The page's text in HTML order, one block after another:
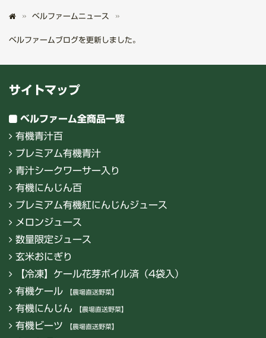
ベルファームニュース
ベルファームブログを更新しました。
サイトマップ
ベルファーム全商品一覧
有機青汁百
プレミアム有機青汁
青汁シークワーサー入り
有機にんじん百
プレミアム有機紅にんじんジュース
メロンジュース
数量限定ジュース
玄米おにぎり
【冷凍】ケール花芽ボイル済（4袋入）
有機ケール
【農場直送野菜】
有機にんじん 【農場直送野菜】
有機ビーツ 【農場直送野菜】